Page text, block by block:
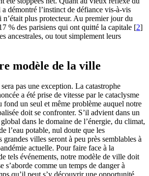
démontré l’instinct de défiance vis-à-vis
plus protecteur. Au premier jour du
% des parisiens qui ont quitté la capitale [2]
ancestrales, ou tout simplement leurs
modèle de la ville
pas une exception. La catastrophe
a été prise de vitesse par le cataclysme
fond un seul et même problème auquel notre
doit se confronter. S’il advient dans un
dans le domaine de l’énergie, du climat,
l’eau potable, nul doute que les
grandes villes seront à peu près semblables à
actuelle. Pour faire face à la
tels événements, notre modèle de ville doit
s’aborde comme un temps de danger à